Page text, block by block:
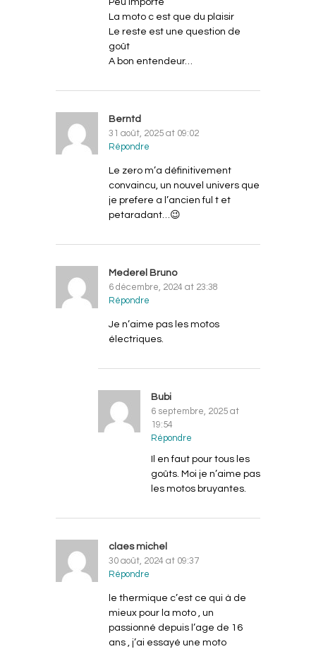
La moto c est que du plaisir
Le reste est une question de
goût
A bon entendeur…
Berntd
31 août, 2025 at 09:02
Répondre
Le zero m’a définitivement
convaincu, un nouvel univers que
je prefere a l’ancien ful t et
petaradant…😉
Mederel Bruno
6 décembre, 2024 at 23:38
Répondre
Je n’aime pas les motos
électriques.
Bubi
6 septembre, 2025 at
19:54
Répondre
Il en faut pour tous les
goûts. Moi je n’aime pas
les motos bruyantes.
claes michel
30 août, 2024 at 09:37
Répondre
le thermique c’est ce qui à de
mieux pour la moto , un
passionné depuis l’age de 16
ans , j’ai essayé une moto